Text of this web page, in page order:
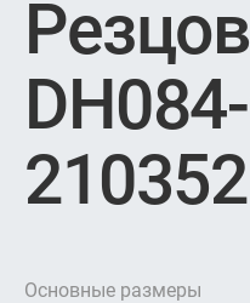
Новые разработки
210352
Основные размеры